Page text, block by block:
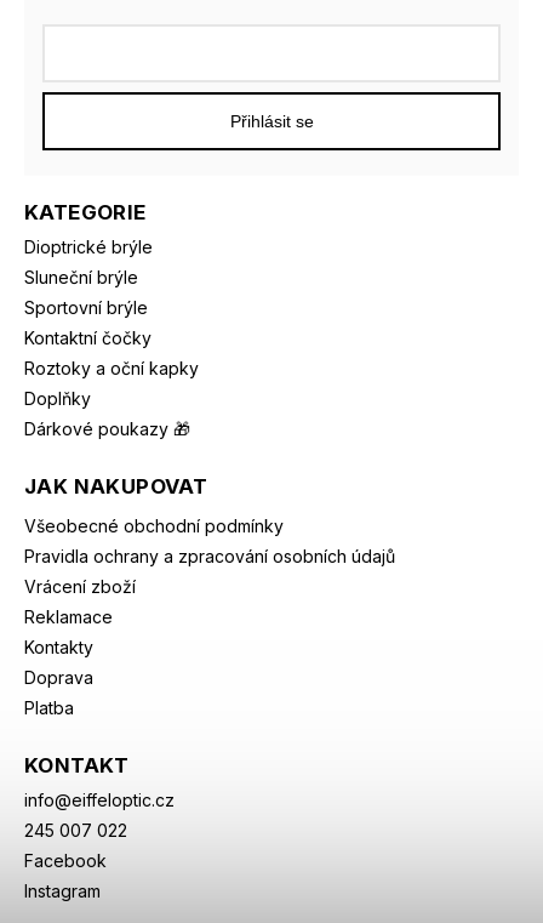
KATEGORIE
Dioptrické brýle
Sluneční brýle
Sportovní brýle
Kontaktní čočky
Roztoky a oční kapky
Doplňky
Dárkové poukazy 🎁
JAK NAKUPOVAT
Všeobecné obchodní podmínky
Pravidla ochrany a zpracování osobních údajů
Vrácení zboží
Reklamace
Kontakty
Doprava
Platba
KONTAKT
info@eiffeloptic.cz
245 007 022
Facebook
Instagram
Přihlásit se